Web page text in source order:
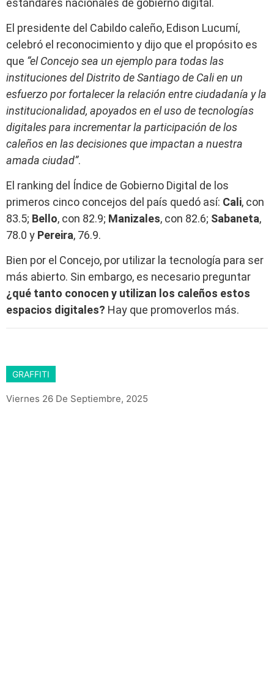
estándares nacionales de gobierno digital.
El presidente del Cabildo caleño, Edison Lucumí,
celebró el reconocimiento y dijo que el propósito es
que “el Concejo sea un ejemplo para todas las
instituciones del Distrito de Santiago de Cali en un
esfuerzo por fortalecer la relación entre ciudadanía y la
institucionalidad, apoyados en el uso de tecnologías
digitales para incrementar la participación de los
caleños en las decisiones que impactan a nuestra
amada ciudad”.
El ranking del Índice de Gobierno Digital de los
primeros cinco concejos del país quedó así: Cali, con
83.5; Bello, con 82.9; Manizales, con 82.6; Sabaneta,
78.0 y Pereira, 76.9.
Bien por el Concejo, por utilizar la tecnología para ser
más abierto. Sin embargo, es necesario preguntar
¿qué tanto conocen y utilizan los caleños estos
espacios digitales? Hay que promoverlos más.
GRAFFITI
Viernes 26 De Septiembre, 2025